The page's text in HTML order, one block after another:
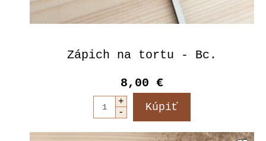
Zápich na tortu - Bc.
8,00 €